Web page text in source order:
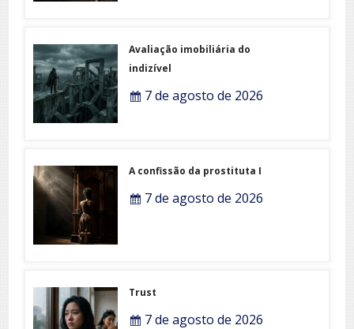
Avaliação imobiliária do
indizível
7 de agosto de 2026
A confissão da prostituta I
7 de agosto de 2026
Trust
7 de agosto de 2026